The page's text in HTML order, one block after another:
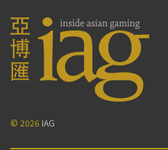
© 2026 IAG